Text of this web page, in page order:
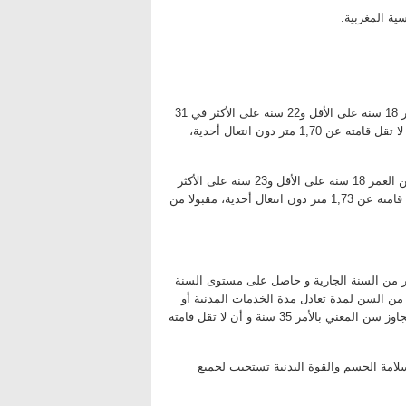
المغربية.
– مفتش من الطبقة الثالثة (ضباط القوات المساعدة): أن يبلغوا من العمر 18 سنة على الأقل و22 سنة على الأكثر في 31
دجنبر من السنة الجارية، حاصل على شهادة الباكالوريا للسنة الحالية و أن لا تقل قامته عن 1,70 متر دون انتعال أحدية،
– مساعد من الطبقة الرابعة (ضباط صف القوات المساعدة): أن يبلغوا من العمر 18 سنة على الأقل و23 سنة على الأكثر
في 31 دجنبر من السنة الجارية، حاصل على شهادة الباكالوريا و أن لا تقل قامته عن 1,73 متر دون انتعال أحدية، مقبولا من
العمر 18 سنة على الأقل و30 سنة على الأكثر في 31 دجنبر من السنة الجارية و حاصل على مستوى السنة
من السن لمدة تعادل مدة الخدمات المدنية أو
العسكرية السابقة المعتبرة أو الممكن اعتبارها لأجل التقاعد من غير أن تتجاوز سن المعني بالأمر 35 سنة و أن لا تقل قامته
الجسم والقوة البدنية تستجيب لجميع